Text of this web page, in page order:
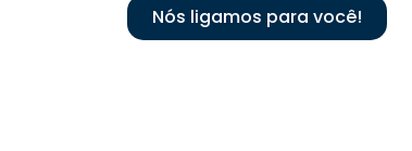
Nós ligamos para você!